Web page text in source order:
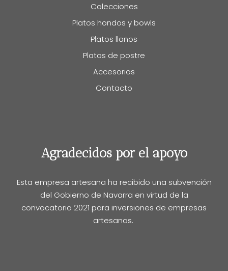
Colecciones
Platos hondos y bowls
Platos llanos
Platos de postre
Accesorios
Contacto
Agradecidos por el apoyo
Esta empresa artesana ha recibido una subvención
del Gobierno de Navarra en virtud de la
convocatoria 2021 para inversiones de empresas
artesanas.